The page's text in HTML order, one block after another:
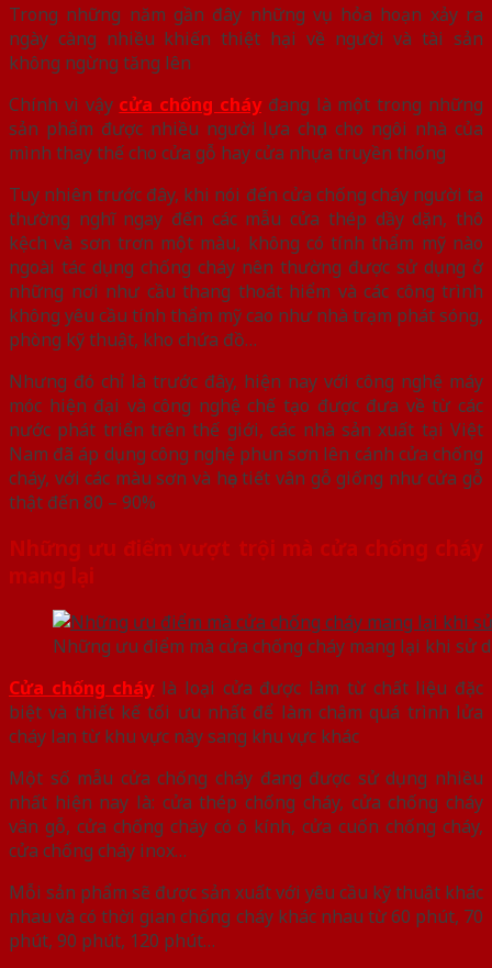
Trong những năm gần đây những vụ hỏa hoạn xảy ra
ngày càng nhiều khiến thiệt hại về người và tài sản
không ngừng tăng lên
Chính vì vậy cửa chống cháy đang là một trong những
sản phẩm được nhiều người lựa chọn cho ngôi nhà của
mình thay thế cho cửa gỗ hay cửa nhựa truyền thống
Tuy nhiên trước đây, khi nói đến cửa chống cháy người ta
thường nghĩ ngay đến các mẫu cửa thép dầy dặn, thô
kệch và sơn trơn một màu, không có tính thẩm mỹ nào
ngoài tác dụng chống cháy nên thường được sử dụng ở
những nơi như cầu thang thoát hiểm và các công trình
không yêu cầu tính thẩm mỹ cao như nhà trạm phát sóng,
phòng kỹ thuật, kho chứa đồ…
Nhưng đó chỉ là trước đây, hiện nay với công nghệ máy
móc hiện đại và công nghệ chế tạo được đưa về từ các
nước phát triển trên thế giới, các nhà sản xuất tại Việt
Nam đã áp dụng công nghệ phun sơn lên cánh cửa chống
cháy, với các màu sơn và họa tiết vân gỗ giống như cửa gỗ
thật đến 80 – 90%
Những ưu điểm vượt trội mà cửa chống cháy
mang lại
Những ưu điểm mà cửa chống cháy mang lại khi sử
Cửa chống cháylà loại cửa được làm từ chất liệu đặc
biệt và thiết kế tối ưu nhất để làm chậm quá trình lửa
cháy lan từ khu vực này sang khu vực khác
Một số mẫu cửa chống cháy đang được sử dụng nhiều
nhất hiện nay là: cửa thép chống cháy, cửa chống cháy
vân gỗ, cửa chống cháy có ô kính, cửa cuốn chống cháy,
cửa chống cháy inox…
Mỗi sản phẩm sẽ được sản xuất với yêu cầu kỹ thuật khác
nhau và có thời gian chống cháy khác nhau từ 60 phút, 70
phút, 90 phút, 120 phút…